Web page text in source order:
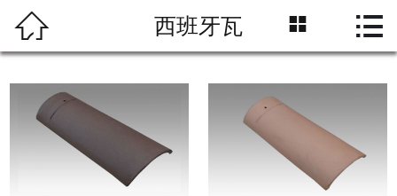
网站首页
产品展示
新闻中心
 西班牙瓦  